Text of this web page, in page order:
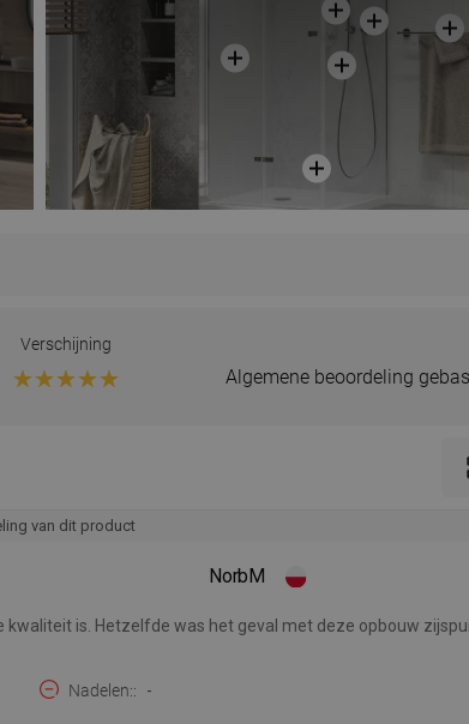
Verschijning
Algemene beoordeling
van dit product
NorbM
is. Hetzelfde was het geval met deze opbouw
Nadelen: -